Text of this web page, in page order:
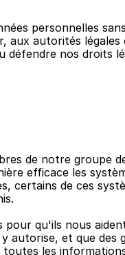
personnelles
aux autorités légales
défendre nos droits
de notre groupe
efficace les
certains de ces
pour qu'ils nous
autorise, et que des
les